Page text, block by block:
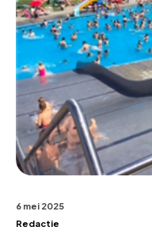
6 mei 2025
Redactie